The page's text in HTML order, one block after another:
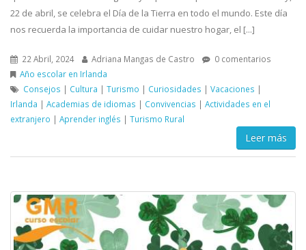
22 de abril, se celebra el Día de la Tierra en todo el mundo. Este día
nos recuerda la importancia de cuidar nuestro hogar, el [...]
22 Abril, 2024 Adriana Mangas de Castro
0 comentarios
Año escolar en Irlanda
Consejos | Cultura | Turismo | Curiosidades | Vacaciones |
Irlanda | Academias de idiomas | Convivencias | Actividades en el
extranjero | Aprender inglés | Turismo Rural
Leer más